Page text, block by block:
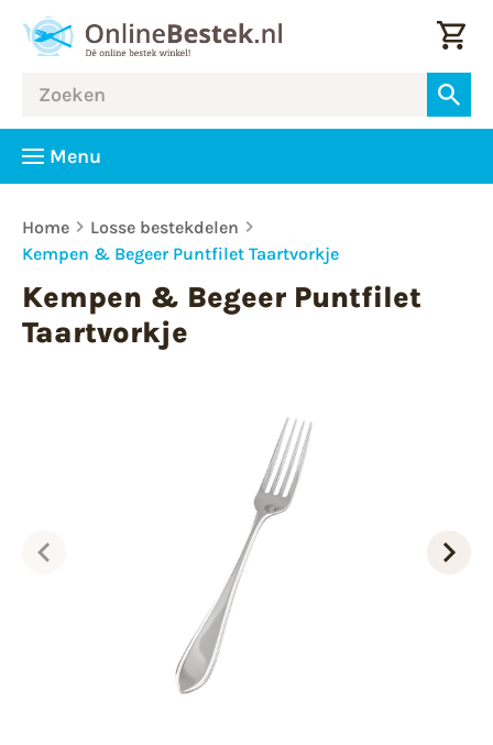
Menu
Home
Losse bestekdelen
Kempen & Begeer Puntfilet Taartvorkje
Kempen & Begeer Puntfilet
Taartvorkje